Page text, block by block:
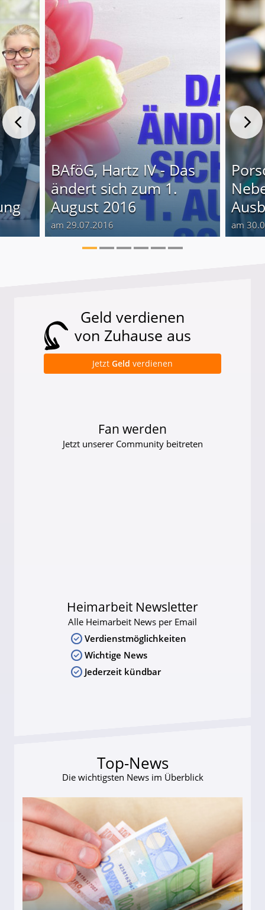
BAföG, Hartz IV - Das
ändert sich zum 1.
August 2016
am 29.07.2016 am
Geld verdienen
von Zuhause aus
Jetzt Geld verdienen
Fan werden
Jetzt unserer Community beitreten
Heimarbeit Newsletter
Alle Heimarbeit News per Email
Verdienstmöglichkeiten
Wichtige News
Jederzeit kündbar
Top-News
Die wichtigsten News im Überblick